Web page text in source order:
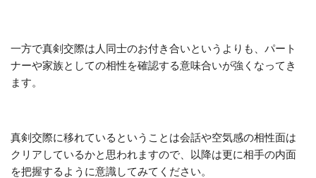
一方で真剣交際は人同士のお付き合いというよりも、パート
ナーや家族としての相性を確認する意味合いが強くなってき
ます。
真剣交際に移れているということは会話や空気感の相性面は
クリアしているかと思われますので、以降は更に相手の内面
を把握するように意識してみてください。